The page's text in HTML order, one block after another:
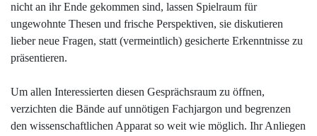
nicht an ihr Ende gekommen sind, lassen Spielraum für
ungewohnte Thesen und frische Perspektiven, sie diskutieren
lieber neue Fragen, statt (vermeintlich) gesicherte Erkenntnisse zu
präsentieren.
Um allen Interessierten diesen Gesprächsraum zu öffnen,
verzichten die Bände auf unnötigen Fachjargon und begrenzen
den wissenschaftlichen Apparat so weit wie möglich. Ihr Anliegen